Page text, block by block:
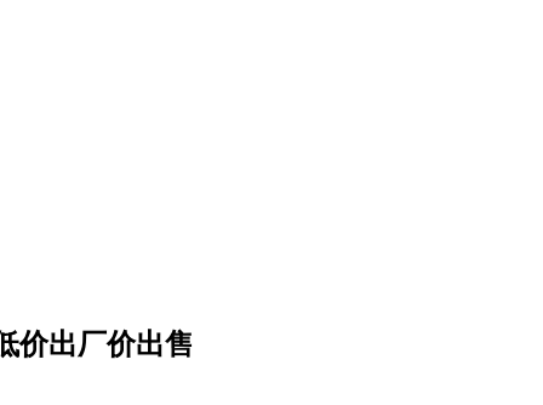
价出厂价出售